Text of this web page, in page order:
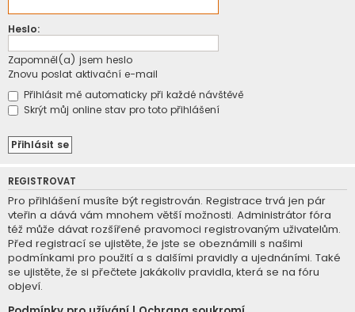
Heslo:
Zapomněl(a) jsem heslo
Znovu poslat aktivační e-mail
Přihlásit mě automaticky při každé návštěvě
Skrýt můj online stav pro toto přihlášení
REGISTROVAT
Pro přihlášení musíte být registrován. Registrace trvá jen pár
vteřin a dává vám mnohem větší možnosti. Administrátor fóra
též může dávat rozšířené pravomoci registrovaným uživatelům.
Před registrací se ujistěte, že jste se obeznámili s našimi
podmínkami pro použití a s dalšími pravidly a ujednáními. Také
se ujistěte, že si přečtete jakákoliv pravidla, která se na fóru
objeví.